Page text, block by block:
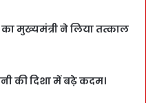
का मुख्यमंत्री ने लिया तत्काल
की दिशा में बढ़े कदम।